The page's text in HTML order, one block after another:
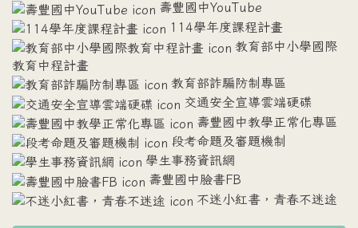
壽豐國中YouTube
114學年度課程計畫
教育部中小學國際
教育中程計畫
教育部詐騙防制專區
交通安全宣導雲端硬碟
壽豐國中教學正常化專區
段考命題及審題機制
學生事務資訊網
壽豐國中臉書FB
不迷小紅書，青春不迷途